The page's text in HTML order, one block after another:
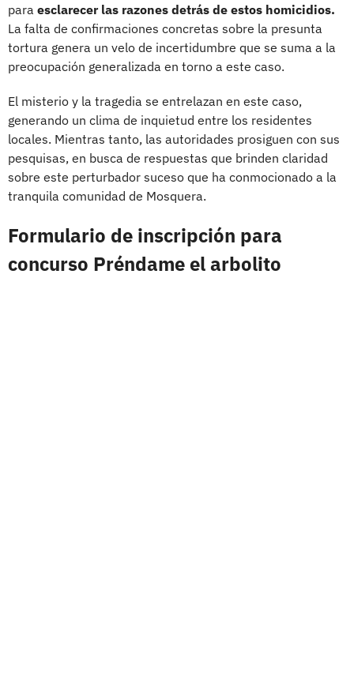
para esclarecer las razones detrás de estos homicidios.
La falta de confirmaciones concretas sobre la presunta
tortura genera un velo de incertidumbre que se suma a la
preocupación generalizada en torno a este caso.
El misterio y la tragedia se entrelazan en este caso,
generando un clima de inquietud entre los residentes
locales. Mientras tanto, las autoridades prosiguen con sus
pesquisas, en busca de respuestas que brinden claridad
sobre este perturbador suceso que ha conmocionado a la
tranquila comunidad de Mosquera.
Formulario de inscripción para
concurso Préndame el arbolito